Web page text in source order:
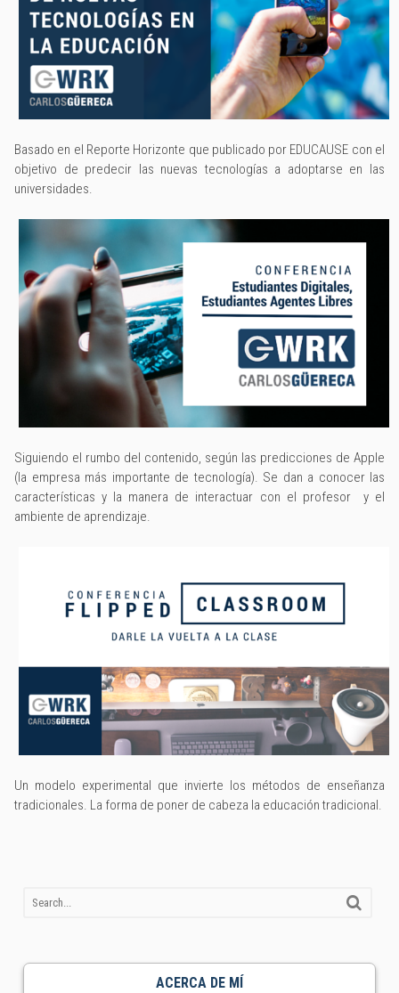
Basado en el Reporte Horizonte que publicado por EDUCAUSE con el
objetivo de predecir las nuevas tecnologías a adoptarse en las
universidades.
Siguiendo el rumbo del contenido, según las predicciones de Apple
(la empresa más importante de tecnología). Se dan a conocer las
características y la manera de interactuar con el profesor y el
ambiente de aprendizaje.
Un modelo experimental que invierte los métodos de enseñanza
tradicionales. La forma de poner de cabeza la educación tradicional.
ACERCA DE MÍ